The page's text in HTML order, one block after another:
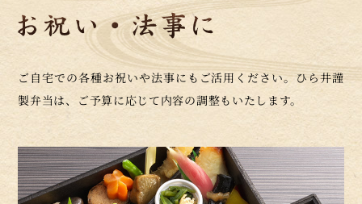
ご自宅での各種お祝いや法事にもご活用ください。ひら井謹
製弁当は、ご予算に応じて内容の調整もいたします。